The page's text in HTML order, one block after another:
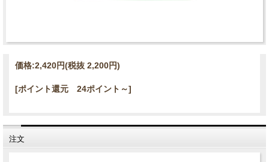
価格:2,420円(税抜 2,200円)
[ポイント還元 24ポイント～]
注文